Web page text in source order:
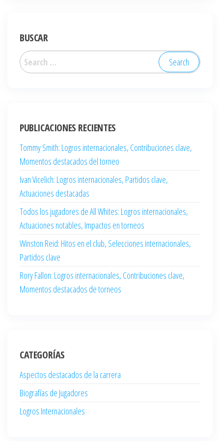
BUSCAR
Search
for:
PUBLICACIONES RECIENTES
Tommy Smith: Logros internacionales, Contribuciones clave,
Momentos destacados del torneo
Ivan Vicelich: Logros internacionales, Partidos clave,
Actuaciones destacadas
Todos los jugadores de All Whites: Logros internacionales,
Actuaciones notables, Impactos en torneos
Winston Reid: Hitos en el club, Selecciones internacionales,
Partidos clave
Rory Fallon: Logros internacionales, Contribuciones clave,
Momentos destacados de torneos
CATEGORÍAS
Aspectos destacados de la carrera
Biografías de Jugadores
Logros Internacionales